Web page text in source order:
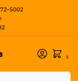
5002
0